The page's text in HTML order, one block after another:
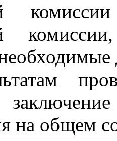
на общем